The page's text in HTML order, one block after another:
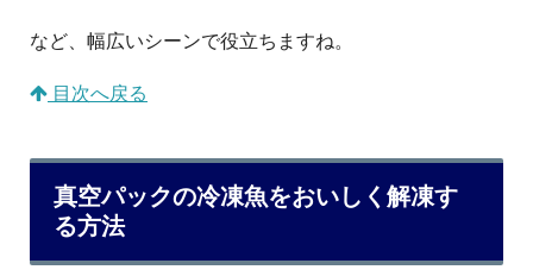
など、幅広いシーンで役立ちますね。
目次へ戻る
真空パックの冷凍魚をおいしく解凍す
る方法